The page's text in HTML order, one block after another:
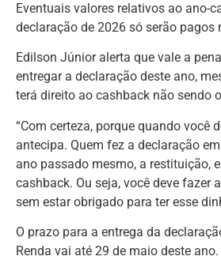
Eventuais valores relativos ao ano-
declaração de 2026 só serão pagos
Edilson Júnior alerta que vale a
entregar a declaração deste ano,
terá direito ao cashback não sendo
“Com certeza, porque quando você
antecipa. Quem fez a declaração
ano passado mesmo, a restituição,
cashback. Ou seja, você deve fazer
sem estar obrigado para ter esse
O prazo para a entrega da
Renda vai até 29 de maio deste ano.